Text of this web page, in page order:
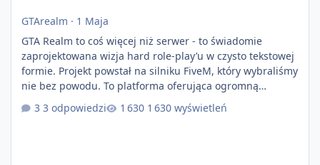
GTArealm · 1 Maja
GTA Realm to coś więcej niż serwer - to świadomie
zaprojektowana wizja hard role-play’u w czysto tekstowej
formie. Projekt powstał na silniku FiveM, który wybraliśmy
nie bez powodu. To platforma oferująca ogromną
elastyczność i znacznie szybszy rozwój systemów niż w
przypadku innych rozwiązań. Usprawniona
3 odpowiedzi 1 630 wyświetleń